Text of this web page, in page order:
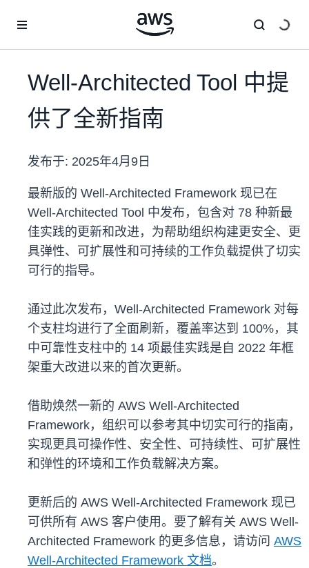
Well-Architected Tool 中提
供了全新指南
发布于: 2025年4月9日
最新版的 Well-Architected Framework 现已在
Well-Architected Tool 中发布，包含对 78 种新最
佳实践的更新和改进，为帮助组织构建更安全、更
具弹性、可扩展性和可持续的工作负载提供了切实
可行的指导。
通过此次发布，Well-Architected Framework 对每
个支柱均进行了全面刷新，覆盖率达到 100%，其
中可靠性支柱中的 14 项最佳实践是自 2022 年框
架重大改进以来的首次更新。
借助焕然一新的 AWS Well-Architected
Framework，组织可以参考其中切实可行的指南，
实现更具可操作性、安全性、可持续性、可扩展性
和弹性的环境和工作负载解决方案。
更新后的 AWS Well-Architected Framework 现已
可供所有 AWS 客户使用。要了解有关 AWS Well-
Architected Framework 的更多信息，请访问 AWS
Well-Architected Framework 文档。